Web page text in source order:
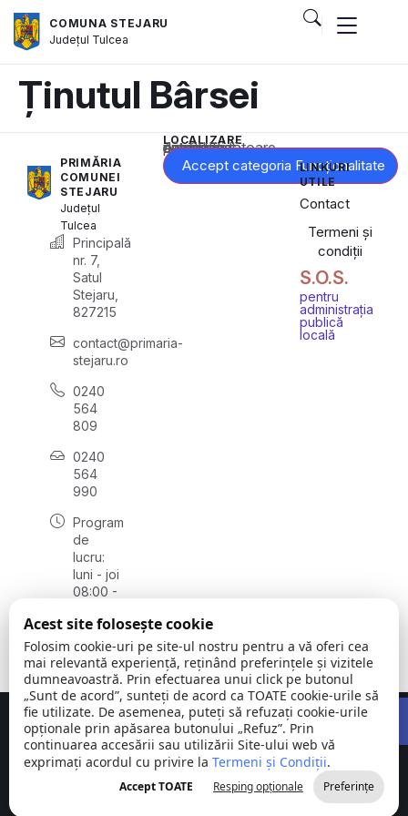
COMUNA STEJARU
Județul Tulcea
Ținutul Bârsei
PRIMĂRIA
COMUNEI
STEJARU
Județul
Tulcea
Principală
nr. 7,
Satul
Stejaru,
827215
contact@primaria-
stejaru.ro
0240
564
809
0240
564
990
Program
de
lucru:
luni - joi
08:00 -
vineri
08:00 -
14:00
LOCALIZARE
Acest conținut este blocat până când acceptați categoria corespunzătoare de cookie-uri.
Accept categoria Funcționalitate
LINKURI
UTILE
Contact
Termeni și
condiții
S.O.S.
pentru
administrația
publică
locală
Comuna
Stejaru |
județul Tulcea
©
2026
Toate
drepturile
rezervate
Concept realizat deBig Media Relații Publice SRL
Acest site folosește cookie
Folosim cookie-uri pe site-ul nostru pentru a vă oferi cea
mai relevantă experiență, reținând preferințele și vizitele
dumneavoastră. Prin efectuarea unui click pe butonul
„Sunt de acord”, sunteți de acord ca TOATE cookie-urile să
fie utilizate. De asemenea, puteți să refuzați cookie-urile
opționale prin apăsarea butonului „Refuz”. Prin
continuarea accesării sau utilizării Site-ului web vă
exprimați acordul cu privire la Termeni și Condiții.
Accept TOATE Resping opționale Preferințe